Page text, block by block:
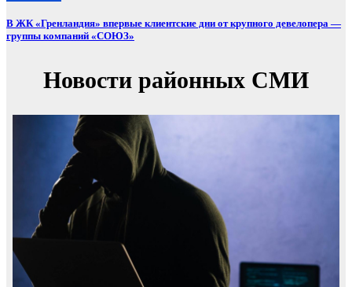
В ЖК «Гренландия» впервые клиентские дни от крупного девелопера —
группы компаний «СОЮЗ»